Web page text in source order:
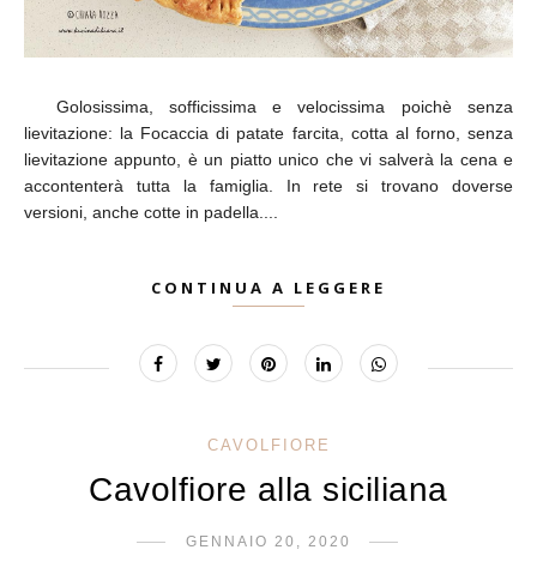
Golosissima, sofficissima e velocissima poichè senza
lievitazione: la Focaccia di patate farcita, cotta al forno, senza
lievitazione appunto, è un piatto unico che vi salverà la cena e
accontenterà tutta la famiglia. In rete si trovano doverse
versioni, anche cotte in padella....
CONTINUA A LEGGERE
CAVOLFIORE
Cavolfiore alla siciliana
GENNAIO 20, 2020